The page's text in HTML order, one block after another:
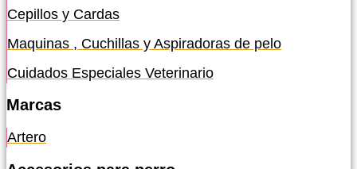
Cepillos y Cardas
Maquinas , Cuchillas y Aspiradoras de pelo
Cuidados Especiales Veterinario
Marcas
Artero